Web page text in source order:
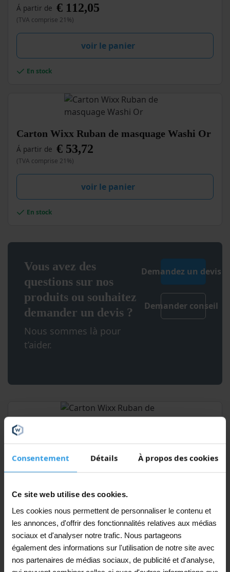
Consentement Détails À propos des cookies
Ce site web utilise des cookies.
Les cookies nous permettent de personnaliser le contenu et
les annonces, d'offrir des fonctionnalités relatives aux médias
sociaux et d'analyser notre trafic. Nous partageons
également des informations sur l'utilisation de notre site avec
nos partenaires de médias sociaux, de publicité et d'analyse,
Á partir de € 112,05
(TVA comprise 21%)
voir le panier
a
plusieurs
variations.
peuvent
être
produit
En stock
Carton Wixx Ruban de masquage Washi Or
Á partir de € 53,72
(TVA comprise 21%)
voir le panier
Ce
a
plusieurs
variations.
peuvent
être
la
En stock
Vous avez des
questions sur nos
produits ou souhaitez
demander un devis ?
Nous sommes là pour
t’aider.
Demandez un devis
Demander conseil
Violet
Á partir de €76,67
voir le panier
Ce
a
plusieurs
Les
options
peuvent
être
choisies
sur
la
page
En stock